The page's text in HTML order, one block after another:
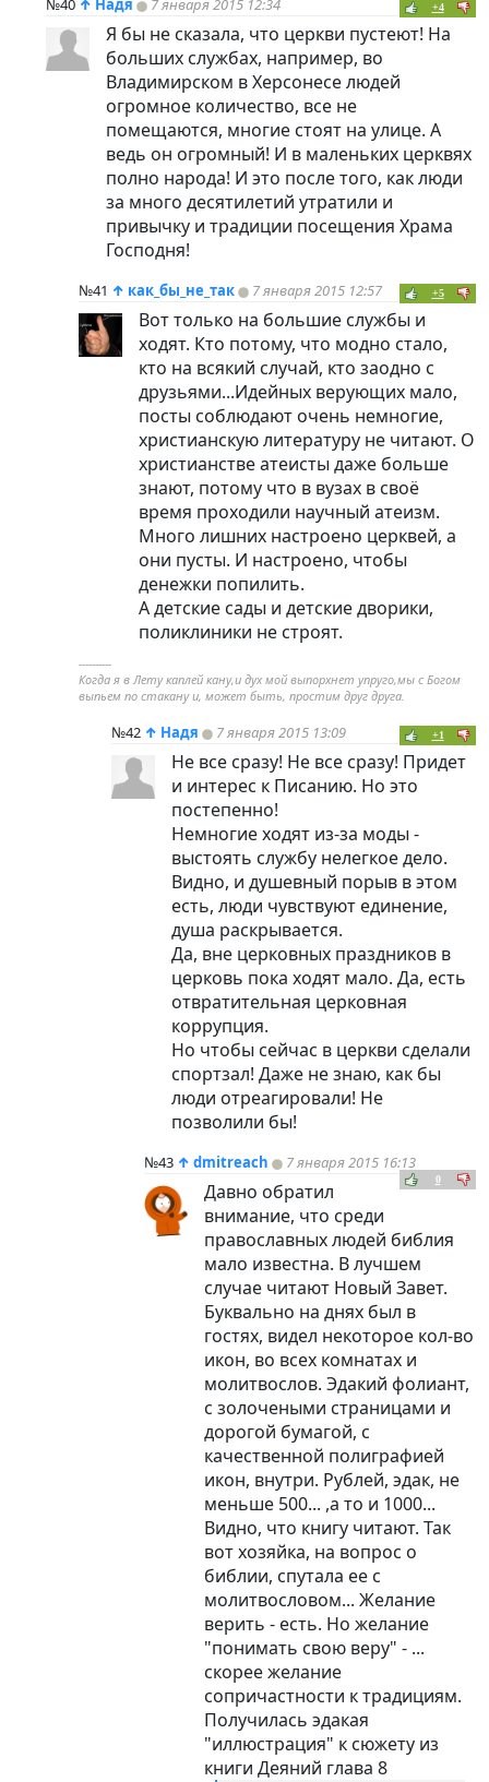
№40 ↑ Надя 7 января 2015 12:34 +4
Я бы не сказала, что церкви пустеют! На
больших службах, например, во
Владимирском в Херсонесе людей
огромное количество, все не
помещаются, многие стоят на улице. А
ведь он огромный! И в маленьких церквях
полно народа! И это после того, как люди
за много десятилетий утратили и
привычку и традиции посещения Храма
Господня!
№41 ↑ как_бы_не_так 7 января 2015 12:57 +5
Вот только на большие службы и
ходят. Кто потому, что модно стало,
кто на всякий случай, кто заодно с
друзьями...Идейных верующих мало,
посты соблюдают очень немногие,
христианскую литературу не читают. О
христианстве атеисты даже больше
знают, потому что в вузах в своё
время проходили научный атеизм.
Много лишних настроено церквей, а
они пусты. И настроено, чтобы
денежки попилить.
А детские сады и детские дворики,
поликлиники не строят.
----------
Когда я в Лету каплей кану,и дух мой выпорхнет упруго,мы с Богом
выпьем по стакану и, может быть, простим друг друга.
№42 ↑ Надя 7 января 2015 13:09 +1
Не все сразу! Не все сразу! Придет
и интерес к Писанию. Но это
постепенно!
Немногие ходят из-за моды -
выстоять службу нелегкое дело.
Видно, и душевный порыв в этом
есть, люди чувствуют единение,
душа раскрывается.
Да, вне церковных праздников в
церковь пока ходят мало. Да, есть
отвратительная церковная
коррупция.
Но чтобы сейчас в церкви сделали
спортзал! Даже не знаю, как бы
люди отреагировали! Не
позволили бы!
№43 ↑ dmitreach 7 января 2015 16:13
0
Давно обратил
внимание, что среди
православных людей библия
мало известна. В лучшем
случае читают Новый Завет.
Буквально на днях был в
гостях, видел некоторое кол-во
икон, во всех комнатах и
молитвослов. Эдакий фолиант,
с золочеными страницами и
дорогой бумагой, с
качественной полиграфией
икон, внутри. Рублей, эдак, не
меньше 500... ,а то и 1000...
Видно, что книгу читают. Так
вот хозяйка, на вопрос о
библии, спутала ее с
молитвословом... Желание
верить - есть. Но желание
"понимать свою веру" - ...
скорее желание
сопричастности к традициям.
Получилась эдакая
"иллюстрация" к сюжету из
книги Деяний глава 8